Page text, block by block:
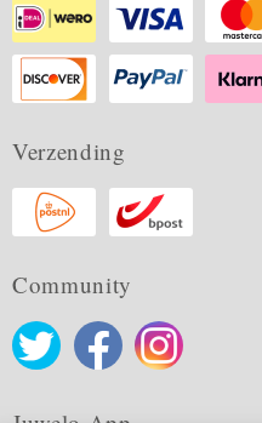
Verzending
Community